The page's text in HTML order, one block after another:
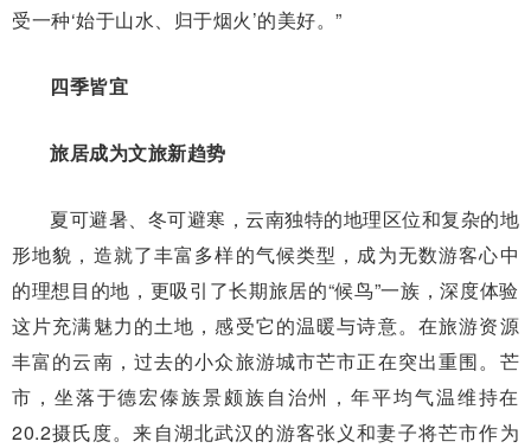
受一种‘始于山水、归于烟火’的美好。”
四季皆宜
旅居成为文旅新趋势
夏可避暑、冬可避寒，云南独特的地理区位和复杂的地
形地貌，造就了丰富多样的气候类型，成为无数游客心中
的理想目的地，更吸引了长期旅居的“候鸟”一族，深度体验
这片充满魅力的土地，感受它的温暖与诗意。在旅游资源
丰富的云南，过去的小众旅游城市芒市正在突出重围。芒
市，坐落于德宏傣族景颇族自治州，年平均气温维持在
20.2摄氏度。来自湖北武汉的游客张义和妻子将芒市作为